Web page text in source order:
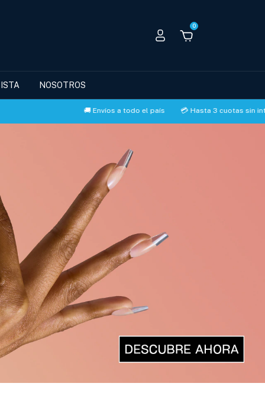
0
NOSOTROS
🚚 Envíos a todo el país 💳 Hasta 3 cuotas sin interés con